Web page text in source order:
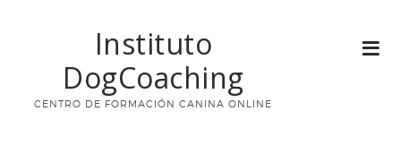
Instituto
DogCoaching
CENTRO DE FORMACIÓN CANINA ONLINE